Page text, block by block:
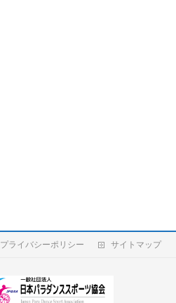
プライバシーポリシー サイトマップ